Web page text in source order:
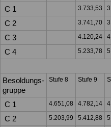
C 1 3.733,53
C 2 3.741,70
C 3 4.120,24
C 4 5.233,78
Besoldungs-
gruppe
Stufe 8 Stufe 9
C 1 4.651,08 4.782,14
C 2 5.203,99 5.412,88